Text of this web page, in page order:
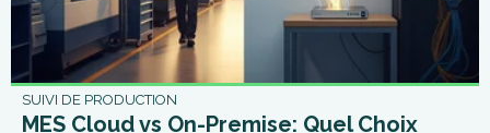
SUIVI DE PRODUCTION
MES Cloud vs On-Premise: Quel Choix